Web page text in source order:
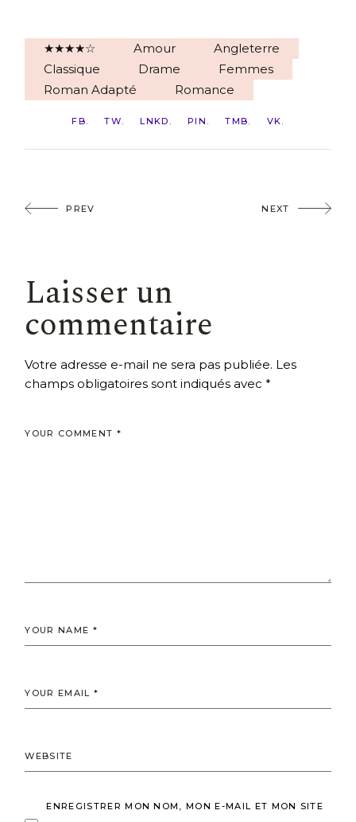
★★★★☆ Amour
Angleterre
Classique
Drame
Femmes
Roman Adapté
Romance
FB TW LNKD PIN TMB VK
PREV NEXT
Laisser un
commentaire
Votre adresse e-mail ne sera pas publiée. Les
champs obligatoires sont indiqués avec*
ENREGISTRER MON NOM, MON E-MAIL ET MON SITE